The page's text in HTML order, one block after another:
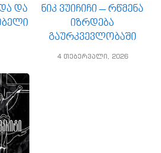
და
ნიკ ვუიჩიჩი – რწმენა
იზრდება
გაურკვევლობაში
4 თებერვალი, 2026